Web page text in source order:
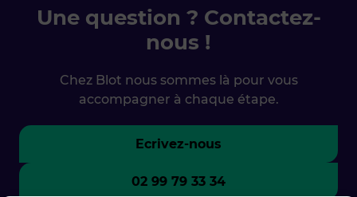
Une question ? Contactez-
nous !
Chez Blot nous sommes là pour vous
accompagner à chaque étape.
Ecrivez-nous
02 99 79 33 34